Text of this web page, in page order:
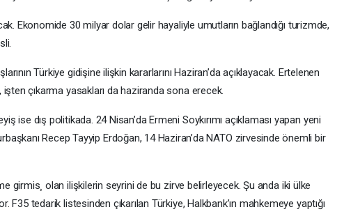
Ekonomide 30 milyar dolar gelir hayaliyle umutların bağlandığı turizmde,
Türkiye gidişine ilişkin kararlarını Haziran’da açıklayacak. Ertelenen
çıkarma yasakları da haziranda sona erecek.
ise dış politikada. 24 Nisan’da Ermeni Soykırımı açıklaması yapan yeni
Recep Tayyip Erdoğan, 14 Haziran’da NATO zirvesinde önemli bir
girmis¸ olan ilişkilerin seyrini de bu zirve belirleyecek. Şu anda iki ülke
F35 tedarik listesinden çıkarılan Türkiye, Halkbank’ın mahkemeye yaptığı